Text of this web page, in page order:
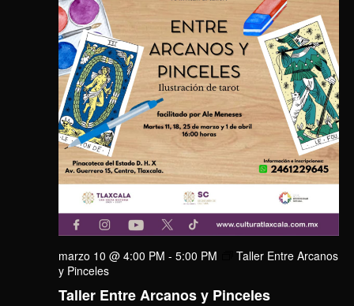
Taller Entre Arcanos y Pinceles
marzo 10 @ 4:00 PM - 5:00 PM
Taller Entre Arcanos
y Pinceles